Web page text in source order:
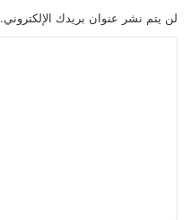
لن يتم نشر عنوان بريدك الإلكتروني.